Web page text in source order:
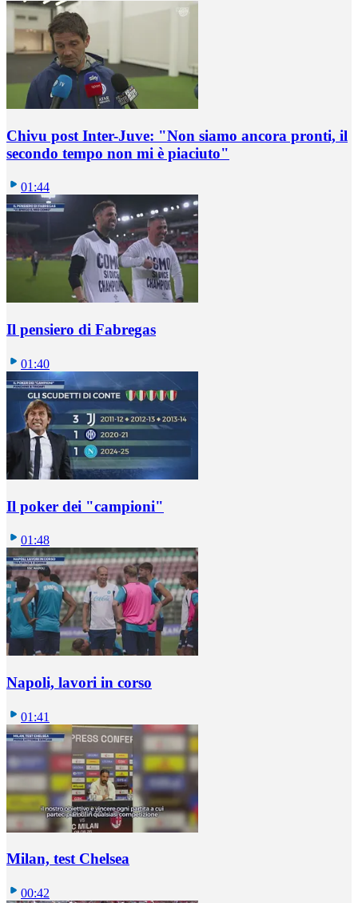
Chivu post Inter-Juve: "Non siamo ancora pronti, il
secondo tempo non mi è piaciuto"
01:44
Il pensiero di Fabregas
01:40
Il poker dei "campioni"
01:48
Napoli, lavori in corso
01:41
Milan, test Chelsea
00:42